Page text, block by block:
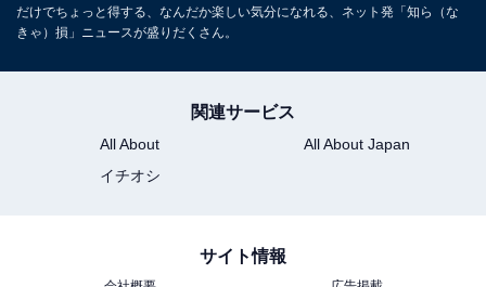
だけでちょっと得する、なんだか楽しい気分になれる、ネット発「知ら（な
きゃ）損」ニュースが盛りだくさん。
関連サービス
All About
All About Japan
イチオシ
サイト情報